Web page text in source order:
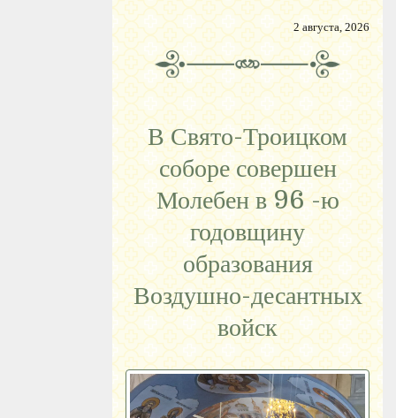
2 августа, 2026
В Свято-Троицком
соборе совершен
Молебен в 96 -ю
годовщину
образования
Воздушно-десантных
войск